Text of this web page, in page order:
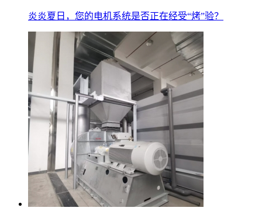
炎炎夏日，您的电机系统是否正在经受“烤”验？